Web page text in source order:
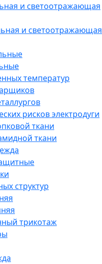
и светоотражающая
и светоотражающая
температур
рисков электродуги
ткани
ткани
структур
трикотаж